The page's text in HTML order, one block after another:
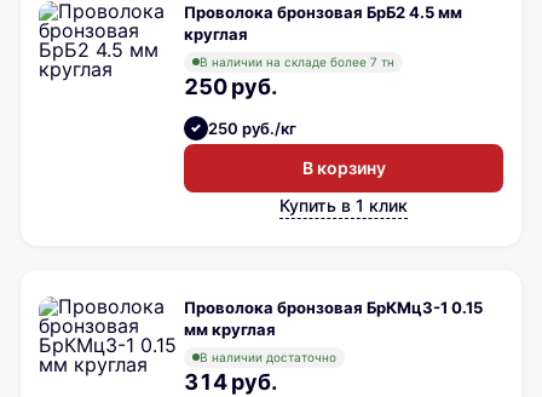
Проволока бронзовая БрБ2 4.5 мм
круглая
В наличии на складе более 7 тн
250 руб.
250 руб./кг
В корзину
Купить в 1 клик
Проволока бронзовая БрКМц3-1 0.15
мм круглая
В наличии достаточно
314 руб.